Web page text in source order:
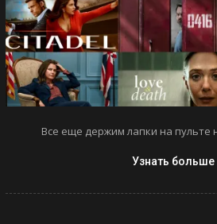
Все еще держим лапки на пульте
Узнать больше